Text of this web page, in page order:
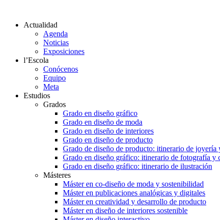
Actualidad
Agenda
Noticias
Exposiciones
l’Escola
Conócenos
Equipo
Meta
Estudios
Grados
Grado en diseño gráfico
Grado en diseño de moda
Grado en diseño de interiores
Grado en diseño de producto
Grado de diseño de producto: itinerario de joyería
Grado en diseño gráfico: itinerario de fotografía y
Grado en diseño gráfico: itinerario de ilustración
Másteres
Máster en co-diseño de moda y sostenibilidad
Máster en publicaciones analógicas y digitales
Máster en creatividad y desarrollo de producto
Máster en diseño de interiores sostenible